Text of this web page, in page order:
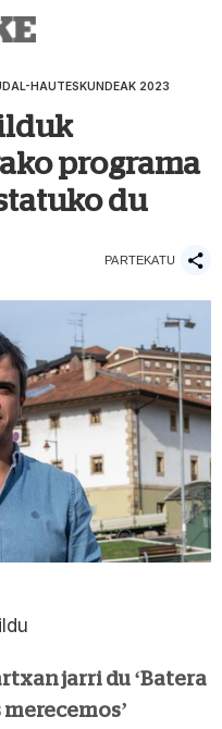
HAUTESKUNDEAK 2023
programa
du
PARTEKATU
jarri du ‘Batera